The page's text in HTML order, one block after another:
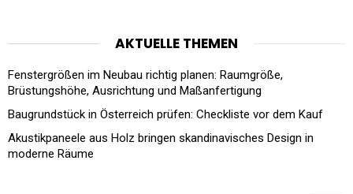
AKTUELLE THEMEN
Fenstergrößen im Neubau richtig planen: Raumgröße,
Brüstungshöhe, Ausrichtung und Maßanfertigung
Baugrundstück in Österreich prüfen: Checkliste vor dem Kauf
Akustikpaneele aus Holz bringen skandinavisches Design in
moderne Räume